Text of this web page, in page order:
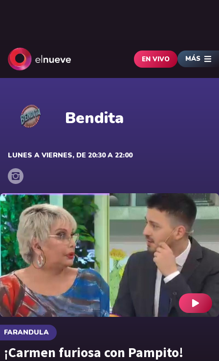
EN VIVO MÁS
Bendita
LUNES A VIERNES, DE 20:30 A 22:00
FARANDULA
¡Carmen furiosa con Pampito!